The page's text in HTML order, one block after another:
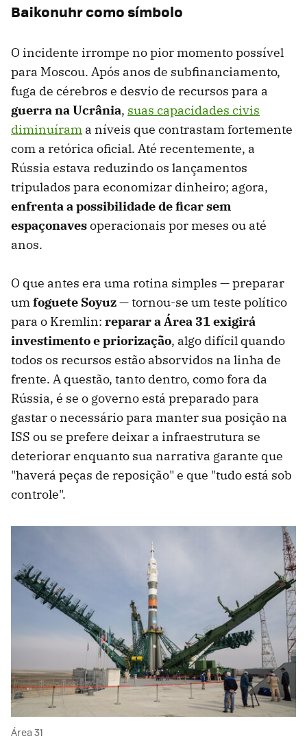
Baikonuhr como símbolo
O incidente irrompe no pior momento possível
para Moscou. Após anos de subfinanciamento,
fuga de cérebros e desvio de recursos para a
guerra na Ucrânia, suas capacidades civis
diminuíram a níveis que contrastam fortemente
com a retórica oficial. Até recentemente, a
Rússia estava reduzindo os lançamentos
tripulados para economizar dinheiro; agora,
enfrenta a possibilidade de ficar sem
espaçonavesoperacionais por meses ou até
anos.
O que antes era uma rotina simples — preparar
umfoguete Soyuz— tornou-se um teste político
para o Kremlin: reparar a Área 31 exigirá
investimento e priorização, algo difícil quando
todos os recursos estão absorvidos na linha de
frente. A questão, tanto dentro, como fora da
Rússia, é se o governo está preparado para
gastar o necessário para manter sua posição na
ISS ou se prefere deixar a infraestrutura se
deteriorar enquanto sua narrativa garante que
"haverá peças de reposição" e que "tudo está sob
controle".
Área 31